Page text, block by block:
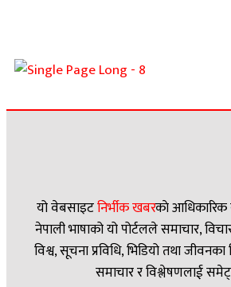
यो वेबसाइटनिर्भीक खबरकाे आधिकारिक
नेपाली भाषाको यो पोर्टलले समाचार,
विश्व, सूचना प्रविधि, भिडियो तथा
समाचार र विश्लेषणलाई